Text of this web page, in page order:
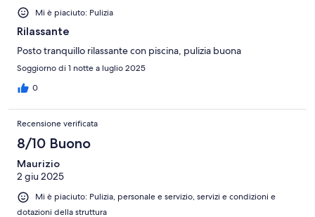
Mi è piaciuto: Pulizia
Rilassante
Posto tranquillo rilassante con piscina, pulizia buona
Soggiorno di 1 notte a luglio 2025
0
Recensione verificata
8/10 Buono
Maurizio
2 giu 2025
Mi è piaciuto: Pulizia, personale e servizio, servizi e condizioni e
dotazioni della struttura